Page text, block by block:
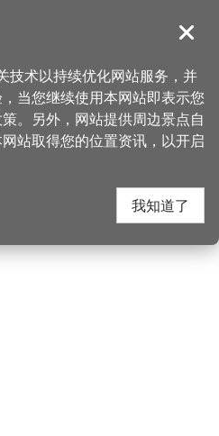
導覽
世纪大饭店(3星)
饭店(3星)
关闭
技术以持续优化网站服务，并
当您继续使用本网站即表示您
。另外，网站提供周边景点自
站取得您的位置资讯，以开启
我知道了